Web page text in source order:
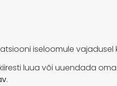
iseloomule
luua või uuendada
.